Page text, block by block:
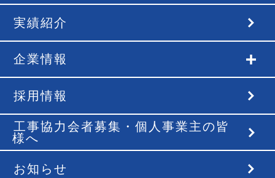
実績紹介
企業情報
採用情報
工事協力会者募集・個人事業主の皆
様へ
お知らせ